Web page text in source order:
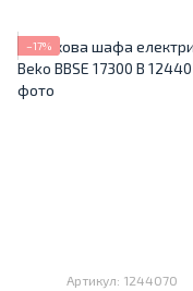
−17%
Артикул: 1244070